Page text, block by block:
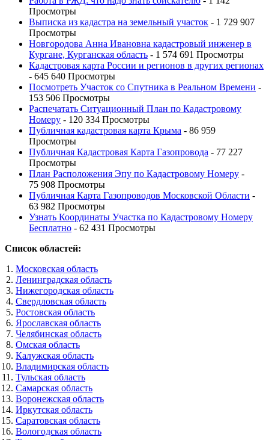
Просмотры
Выписка из кадастра на земельный участок - 1 729 907
Просмотры
Новгородова Анна Ивановна кадастровый инженер в
Кургане, Курганская область - 1 574 691 Просмотры
Кадастровая карта России и регионов в других регионах
- 645 640 Просмотры
Посмотреть Участок со Спутника в Реальном Времени -
153 506 Просмотры
Распечатать Ситуационный План по Кадастровому
Номеру - 120 334 Просмотры
Публичная кадастровая карта Крыма - 86 959
Просмотры
Публичная Кадастровая Карта Газопровода - 77 227
Просмотры
План Расположения Эпу по Кадастровому Номеру -
75 908 Просмотры
Публичная Карта Газопроводов Московской Области -
63 982 Просмотры
Узнать Координаты Участка по Кадастровому Номеру
Бесплатно - 62 431 Просмотры
Список областей:
Московская область
Ленинградская область
Нижегородская область
Свердловская область
Ростовская область
Ярославская область
Челябинская область
Омская область
Калужская область
Владимирская область
Тульская область
Самарская область
Воронежская область
Иркутская область
Саратовская область
Вологодская область